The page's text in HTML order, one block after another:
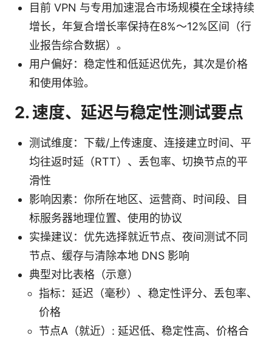
目前 VPN 与专用加速混合市场规模在全球持续
增长，年复合增长率保持在8%～12%区间（行
业报告综合数据）。
用户偏好：稳定性和低延迟优先，其次是价格
和使用体验。
2. 速度、延迟与稳定性测试要点
测试维度：下载/上传速度、连接建立时间、平
均往返时延（RTT）、丢包率、切换节点的平
滑性
影响因素：你所在地区、运营商、时间段、目
标服务器地理位置、使用的协议
实操建议：优先选择就近节点、夜间测试不同
节点、缓存与清除本地 DNS 影响
典型对比表格（示意）
指标：延迟（毫秒）、稳定性评分、丢包率、
价格
节点A（就近）: 延迟低、稳定性高、价格合